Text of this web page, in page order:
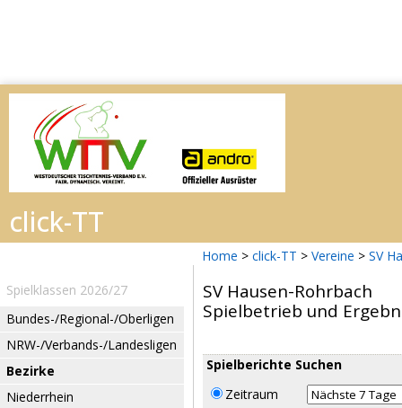
Home > click-TT > Vereine > SV
Spielklassen 2026/27
Bundes-/Regional-/Oberligen
NRW-/Verbands-/Landesligen
Bezirke
Niederrhein
SV Hausen-Rohrbach
Spielbetrieb und
Spielberichte Suchen
Zeitraum